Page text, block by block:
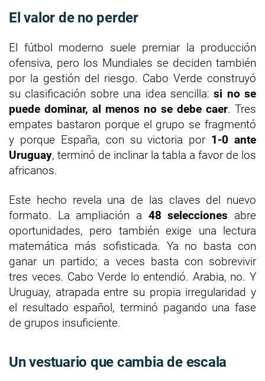
El valor de no perder
El fútbol moderno suele premiar la producción
ofensiva, pero los Mundiales se deciden también
por la gestión del riesgo. Cabo Verde construyó
su clasificación sobre una idea sencilla:si no se
puede dominar, al menos no se debe caer. Tres
empates bastaron porque el grupo se fragmentó
y porque España, con su victoria por 1-0 ante
Uruguay, terminó de inclinar la tabla a favor de los
africanos.
Este hecho revela una de las claves del nuevo
formato. La ampliación a 48 selecciones abre
oportunidades, pero también exige una lectura
matemática más sofisticada. Ya no basta con
ganar un partido; a veces basta con sobrevivir
tres veces. Cabo Verde lo entendió. Arabia, no. Y
Uruguay, atrapada entre su propia irregularidad y
el resultado español, terminó pagando una fase
de grupos insuficiente.
Un vestuario que cambia de escala